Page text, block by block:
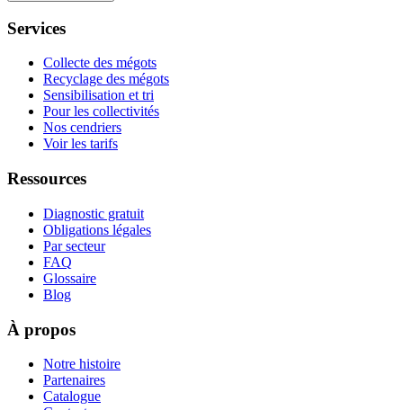
Services
Collecte des mégots
Recyclage des mégots
Sensibilisation et tri
Pour les collectivités
Nos cendriers
Voir les tarifs
Ressources
Diagnostic gratuit
Obligations légales
Par secteur
FAQ
Glossaire
Blog
À propos
Notre histoire
Partenaires
Catalogue